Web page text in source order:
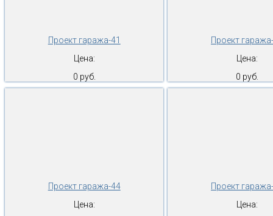
Проект гаража-41
Цена:
0 руб.
Проект
Цена:
0 руб.
Проект гаража-44
Цена:
Проект
Цена: